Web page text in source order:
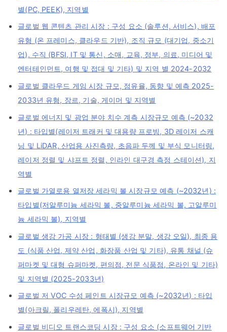
별(PC, PEEK), 지역별
글로벌 웹 콘텐츠 관리 시장 : 구성 요소 (솔루션, 서비스), 배포
유형 (온 프레미스, 클라우드 기반), 조직 규모 (대기업, 중소기
업), 수직 (BFSI, IT 및 통신, 소매, 교육, 정부, 의료, 미디어 및
엔터테인먼트, 여행 및 접대 및 기타) 및 지역 별 2024-2032
글로벌 클라우드 게임 시장 규모, 점유율, 동향 및 예측 2025-
2033년 유형, 장르, 기술, 게이머 및 지역별
글로벌 에너지 및 광업 분야 치수 계측 시장규모 예측 (~2032
년) : 타입별(레이저 트래커 및 대용량 프로빙, 3D 레이저 스캐
닝 및 LiDAR, 산업용 사진측량, 초음파 두께 및 부식 모니터링,
레이저 정렬 및 샤프트 정렬, 인라인 대구경 측정 스테이션), 지
역별
글로벌 가열로용 열저장 세라믹 볼 시장규모 예측 (~2032년) :
타입별(저알루미늄 세라믹 볼, 중알루미늄 세라믹 볼, 고알루미
늄 세라믹 볼), 지역별
글로벌 생강 가공 시장 : 형태별 (생강 분말, 생강 오일), 최종 용
도 (식품 산업, 제약 산업, 화장품 산업 및 기타), 유통 채널 (슈
퍼마켓 및 대형 슈퍼마켓, 편의점, 전문 식품점, 온라인 및 기타)
및 지역별 (2025-2033년)
글로벌 저 VOC 수성 페인트 시장규모 예측 (~2032년) : 타입
별(아크릴, 폴리우레탄, 에폭시), 지역별
글로벌 비디오 트랜스코딩 시장 : 구성 요소 (소프트웨어 기반